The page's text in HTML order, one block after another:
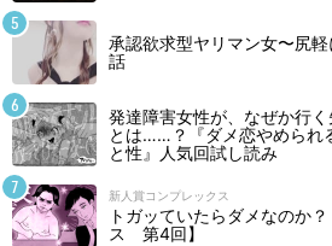
承認欲求型ヤリマン女〜尻
話
発達障害女性が、なぜか行
とは……？『ダメ恋やめら
と性』人気回試し読み
新人賞コンプレックス
トガッていたらダメなのか
ス 第4回】